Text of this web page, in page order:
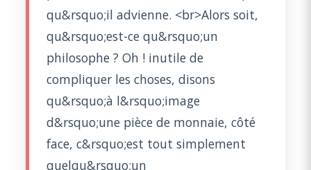
qu&rsquo;il advienne. <br>Alors soit,
qu&rsquo;est-ce qu&rsquo;un
philosophe ? Oh ! inutile de
compliquer les choses, disons
qu&rsquo;à l&rsquo;image
d&rsquo;une pièce de monnaie, côté
face, c&rsquo;est tout simplement
quelqu&rsquo;un